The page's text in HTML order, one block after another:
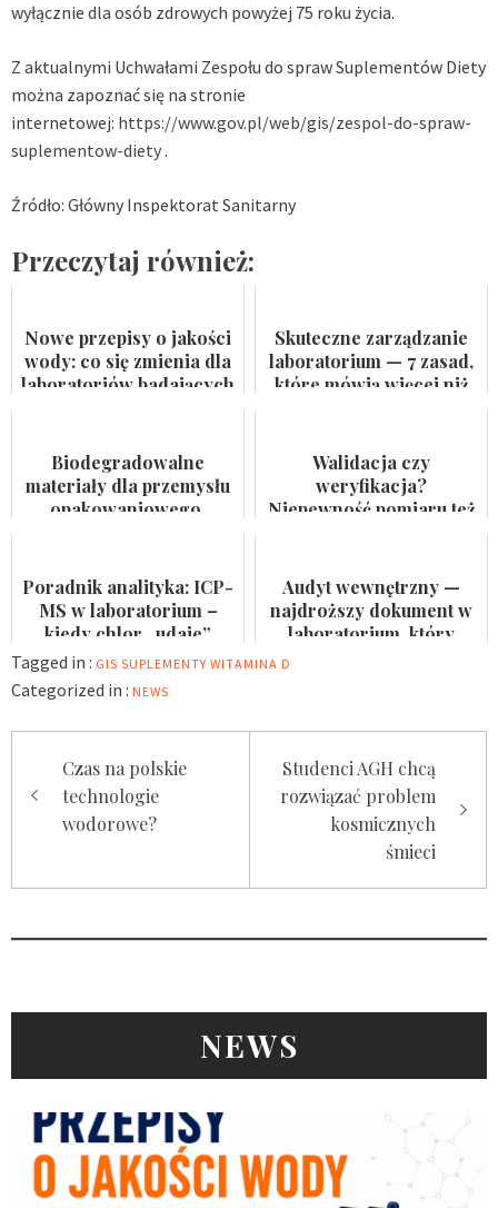
wyłącznie dla osób zdrowych powyżej 75 roku życia.
Z aktualnymi Uchwałami Zespołu do spraw Suplementów Diety
można zapoznać się na stronie
internetowej: https://www.gov.pl/web/gis/zespol-do-spraw-
suplementow-diety.
Źródło: Główny Inspektorat Sanitarny
Przeczytaj również:
Nowe przepisy o jakości
wody: co się zmienia dla
laboratoriów badających
Skuteczne zarządzanie
laboratorium — 7 zasad,
które mówią więcej niż
Biodegradowalne
materiały dla przemysłu
opakowaniowego.
Walidacja czy
weryfikacja?
Niepewność pomiaru też
Poradnik analityka: ICP-
MS w laboratorium –
kiedy chlor „udaje”
arsen?
Audyt wewnętrzny —
najdroższy dokument w
laboratorium, który
nikomu się nie przydaje
Tagged in : GIS SUPLEMENTY WITAMINA D
Categorized in : NEWS
Nawigacja
wpisu
Czas na polskie
technologie
wodorowe?
Studenci AGH chcą
rozwiązać problem
kosmicznych
śmieci
NEWS